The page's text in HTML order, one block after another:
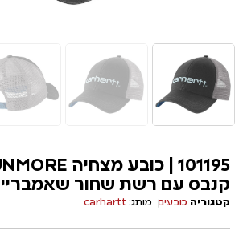
קנבס עם רשת שחור שאמבריי
קטגוריה כובעים מותג:carhartt